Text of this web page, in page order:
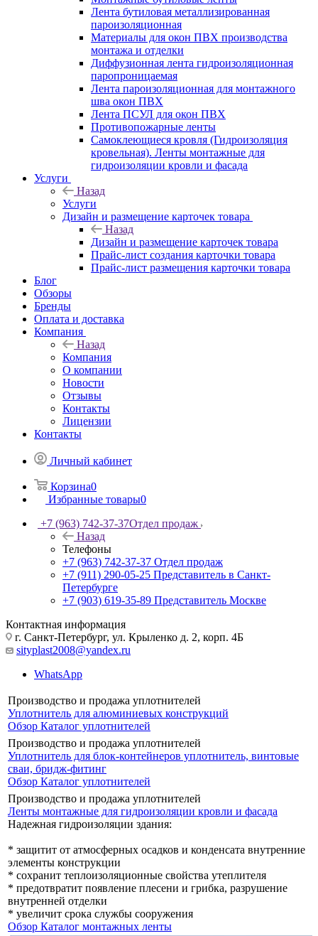
Лента бутиловая металлизированная
пароизоляционная
Материалы для окон ПВХ производства
монтажа и отделки
Диффузионная лента гидроизоляционная
паропроницаемая
Лента пароизоляционная для монтажного
шва окон ПВХ
Лента ПСУЛ для окон ПВХ
Противопожарные ленты
Самоклеющиеся кровля (Гидроизоляция
кровельная). Ленты монтажные для
гидроизоляции кровли и фасада
Услуги
Назад
Услуги
Дизайн и размещение карточек товара
Назад
Дизайн и размещение карточек товара
Прайс-лист создания карточки товара
Прайс-лист размещения карточки товара
Блог
Обзоры
Бренды
Оплата и доставка
Компания
Назад
Компания
О компании
Новости
Отзывы
Контакты
Лицензии
Контакты
Личный кабинет
Корзина0
Избранные товары0
+7 (963) 742-37-37Отдел продаж
Назад
Телефоны
+7 (963) 742-37-37 Отдел продаж
+7 (911) 290-05-25 Представитель в Санкт-
Петербурге
+7 (903) 619-35-89 Представитель Москве
Контактная информация
г. Санкт-Петербург, ул. Крыленко д. 2, корп. 4Б
sityplast2008@yandex.ru
WhatsApp
Производство и продажа уплотнителей
Уплотнитель для алюминиевых конструкций
Обзор Каталог уплотнителей
Производство и продажа уплотнителей
Уплотнитель для блок-контейнеров уплотнитель, винтовые
сваи, бридж-фитинг
Обзор Каталог уплотнителей
Производство и продажа уплотнителей
Ленты монтажные для гидроизоляции кровли и фасада
Надежная гидроизоляции здания:
* защитит от атмосферных осадков и конденсата внутренние
элементы конструкции
* сохранит теплоизоляционные свойства утеплителя
* предотвратит появление плесени и грибка, разрушение
внутренней отделки
* увеличит срока службы сооружения
Обзор Каталог монтажных ленты